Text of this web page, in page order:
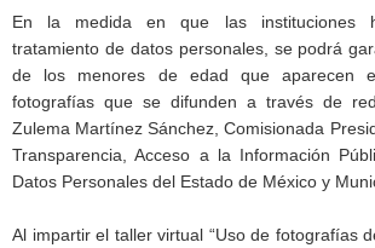
En la medida en que las instituciones
tratamiento de datos personales, se podrá
de los menores de edad que aparecen
fotografías que se difunden a través de
Zulema Martínez Sánchez, Comisionada
Transparencia, Acceso a la Información
Datos Personales del Estado de México y
Al impartir el taller virtual “Uso de fotografías